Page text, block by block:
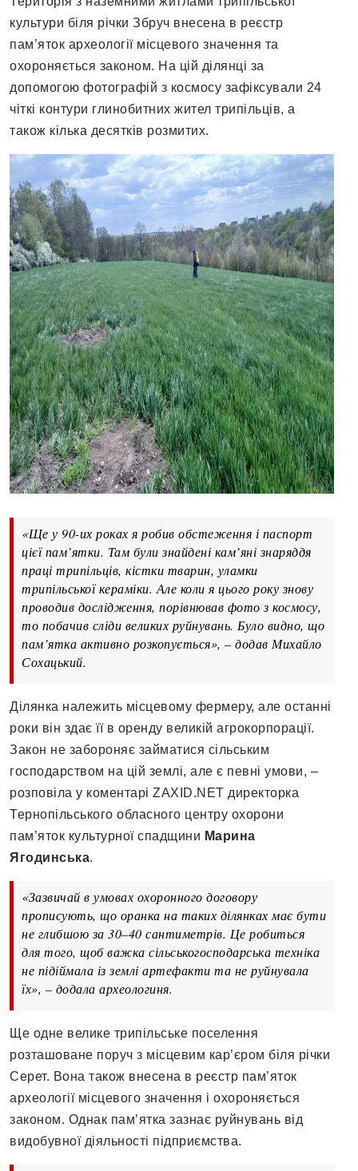
культури біля річки Збруч внесена в реєстр
пам’яток археології місцевого значення та
охороняється законом. На цій ділянці за
допомогою фотографій з космосу зафіксували 24
чіткі контури глинобитних жител трипільців, а
також кілька десятків розмитих.
«Ще у 90-их роках я робив обстеження і паспорт
цієї пам’ятки. Там були знайдені кам’яні знаряддя
праці трипільців, кістки тварин, уламки
трипільської кераміки. Але коли я цього року знову
проводив дослідження, порівнював фото з космосу,
то побачив сліди великих руйнувань. Було видно, що
пам’ятка активно розкопується», – додав Михайло
Сохацький.
Ділянка належить місцевому фермеру, але останні
роки він здає її в оренду великій агрокорпорації.
Закон не забороняє займатися сільським
господарством на цій землі, але є певні умови, –
розповіла у коментарі ZAXID.NET директорка
Тернопільського обласного центру охорони
пам’яток культурної спадщини Марина
Ягодинська.
«Зазвичай в умовах охоронного договору
прописують, що оранка на таких ділянках має бути
не глибшою за 30–40 сантиметрів. Це робиться
для того, щоб важка сільськогосподарська техніка
не підіймала із землі артефакти та не руйнувала
їх», – додала археологиня.
Ще одне велике трипільське поселення
розташоване поруч з місцевим кар’єром біля річки
Серет. Вона також внесена в реєстр пам’яток
археології місцевого значення і охороняється
законом. Однак пам’ятка зазнає руйнувань від
видобувної діяльності підприємства.